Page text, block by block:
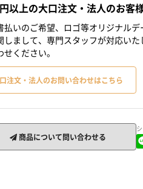
以上の大口注文・法人のお客
払いのご希望、ロゴ等オリジナル
しまして、専門スタッフが対応い
せください。
注文・法人のお問い合わせはこちら
商品について問い合わせる